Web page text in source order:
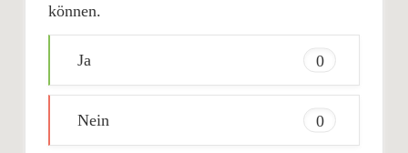
können.
Ja 0
Nein 0